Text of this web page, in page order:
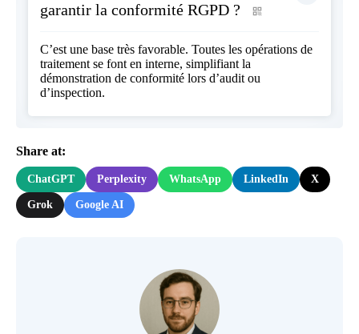
garantir la conformité RGPD ?
C’est une base très favorable. Toutes les opérations de
traitement se font en interne, simplifiant la
démonstration de conformité lors d’audit ou
d’inspection.
Share at:
ChatGPT Perplexity WhatsApp LinkedIn X
Grok Google AI